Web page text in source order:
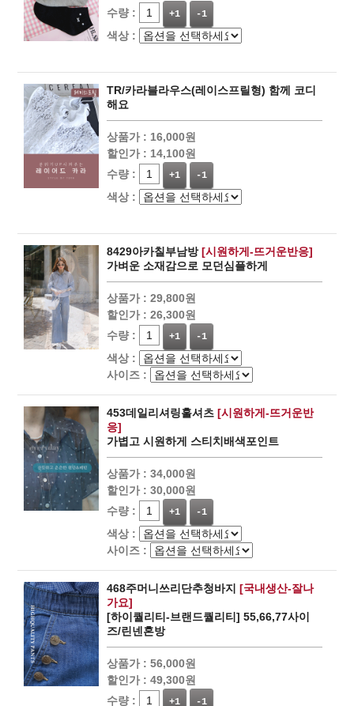
수량 :
+1 -1
색상 :
TR/카라블라우스(레이스프릴형) 함께 코디
해요
상품가 : 16,000원
할인가 : 14,100원
수량 :
+1 -1
색상 :
8429아카칠부남방[시원하게-뜨거운반응]
가벼운 소재감으로 모던심플하게
상품가 : 29,800원
할인가 : 26,300원
수량 :
+1 -1
색상 :
사이즈 :
453데일리셔링훌셔츠 [시원하게-뜨거운반
응]
가볍고 시원하게 스티치배색포인트
상품가 : 34,000원
할인가 : 30,000원
수량 :
+1 -1
색상 :
사이즈 :
468주머니쓰리단추청바지 [국내생산-잘나
가요]
[하이퀄리티-브랜드퀄리티] 55,66,77사이
즈/린넨혼방
상품가 : 56,000원
할인가 : 49,300원
수량 :
+1 -1